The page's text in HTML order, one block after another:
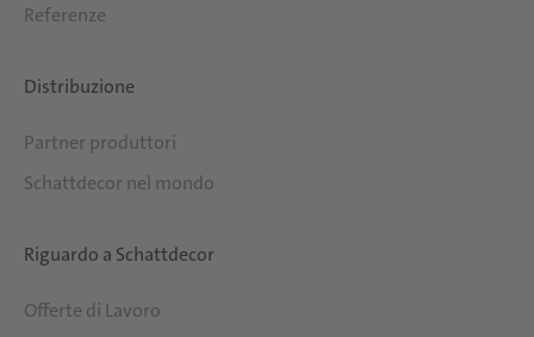
Referenze
Distribuzione
Partner produttori
Schattdecor nel mondo
Riguardo a Schattdecor
Offerte di Lavoro